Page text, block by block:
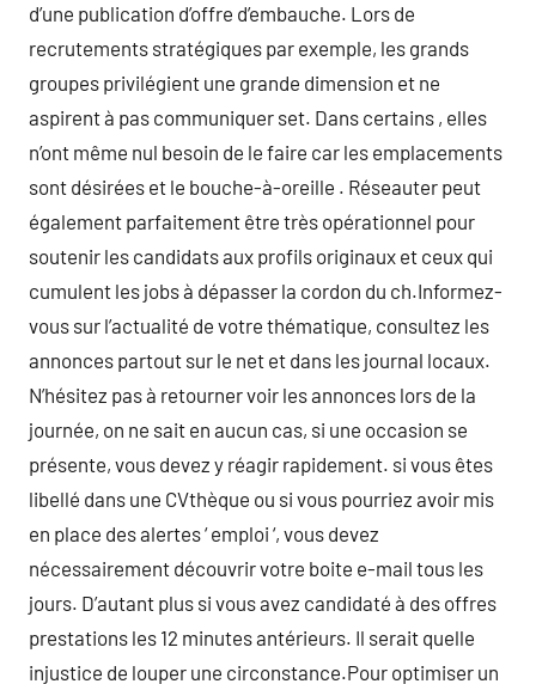
d’une publication d’offre d’embauche. Lors de
recrutements stratégiques par exemple, les grands
groupes privilégient une grande dimension et ne
aspirent à pas communiquer set. Dans certains , elles
n’ont même nul besoin de le faire car les emplacements
sont désirées et le bouche-à-oreille . Réseauter peut
également parfaitement être très opérationnel pour
soutenir les candidats aux profils originaux et ceux qui
cumulent les jobs à dépasser la cordon du ch.Informez-
vous sur l’actualité de votre thématique, consultez les
annonces partout sur le net et dans les journal locaux.
N’hésitez pas à retourner voir les annonces lors de la
journée, on ne sait en aucun cas, si une occasion se
présente, vous devez y réagir rapidement. si vous êtes
libellé dans une CVthèque ou si vous pourriez avoir mis
en place des alertes ‘ emploi ‘, vous devez
nécessairement découvrir votre boite e-mail tous les
jours. D’autant plus si vous avez candidaté à des offres
prestations les 12 minutes antérieurs. Il serait quelle
injustice de louper une circonstance.Pour optimiser un